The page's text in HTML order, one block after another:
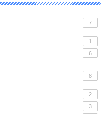
7
1
6
8
2
3